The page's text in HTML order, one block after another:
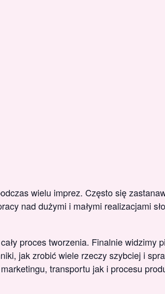
wielu imprez. Często się
nad dużymi i małymi realizacjami
proces tworzenia. Finalnie widzimy
jak zrobić wiele rzeczy szybciej i
transportu jak i procesu